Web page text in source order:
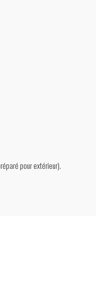
pour extérieur).